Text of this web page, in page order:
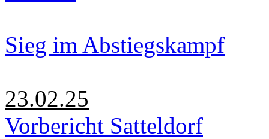
Sieg im Abstiegskampf
23.02.25
Vorbericht Satteldorf